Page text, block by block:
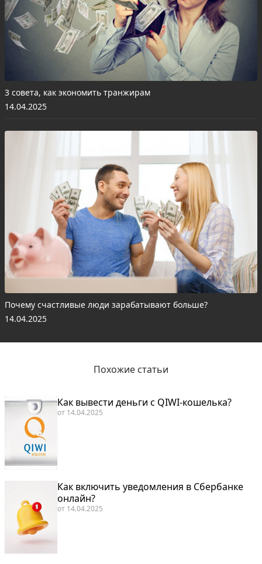
3 совета, как экономить транжирам
14.04.2025
Почему счастливые люди зарабатывают больше?
14.04.2025
Похожие статьи
Как вывести деньги с QIWI-кошелька?
от 14.04.2025
Как включить уведомления в Сбербанке
онлайн?
от 14.04.2025